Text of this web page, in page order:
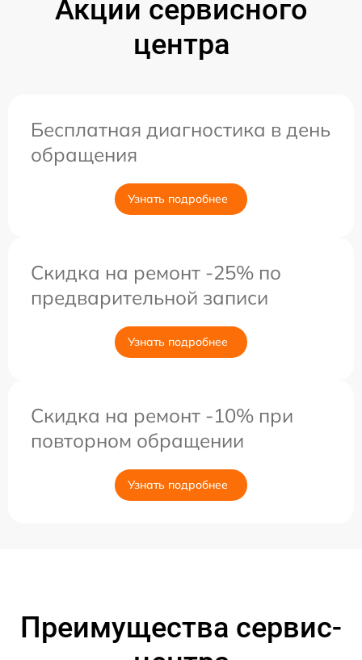
Акции сервисного
центра
Бесплатная диагностика в день
обращения
Узнать подробнее
Скидка на ремонт -25% по
предварительной записи
Узнать подробнее
Скидка на ремонт -10% при
повторном обращении
Узнать подробнее
Преимущества сервис-